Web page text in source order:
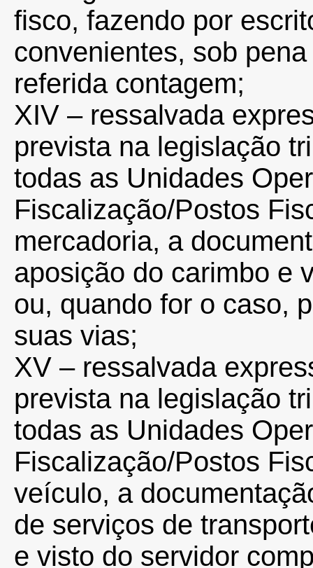
fisco, fazendo por
convenientes, sob
referida contagem;
XIV – ressalvada
prevista na legislação
todas as Unidades
Fiscalização/Postos
mercadoria, a
aposição do carimbo e
ou, quando for o caso,
suas vias;
XV – ressalvada
prevista na legislação
todas as Unidades
Fiscalização/Postos
veículo, a
de serviços de
e visto do servidor